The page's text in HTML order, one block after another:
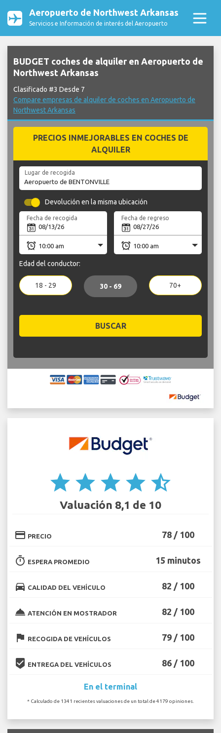
Aeropuerto de Northwest Arkansas
Servicios e Información de interés del Aeropuerto
BUDGET coches de alquiler en Aeropuerto de
Northwest Arkansas
Clasificado #3 Desde 7
Compare empresas de alquiler de coches en Aeropuerto de
Northwest Arkansas
PRECIOS INMEJORABLES EN COCHES DE
ALQUILER
Lugar de recogida
Devolución en la misma ubicación
Fecha de recogida Fecha de regreso
Edad del conductor:
18 - 29 30 - 69 70+
BUSCAR
star star star star star_half
Valuación 8,1 de 10
credit_card PRECIO 78 / 100
timer ESPERA PROMEDIO 15 minutos
directions_car CALIDAD DEL VEHÍCULO 82 / 100
room_service ATENCIÓN EN MOSTRADOR 82 / 100
flag RECOGIDA DE VEHÍCULOS 79 / 100
beenhere ENTREGA DEL VEHÍCULOS 86 / 100
En el terminal
* Calculado de 1341 recientes valuaciones de un total de 4179 opiniones.